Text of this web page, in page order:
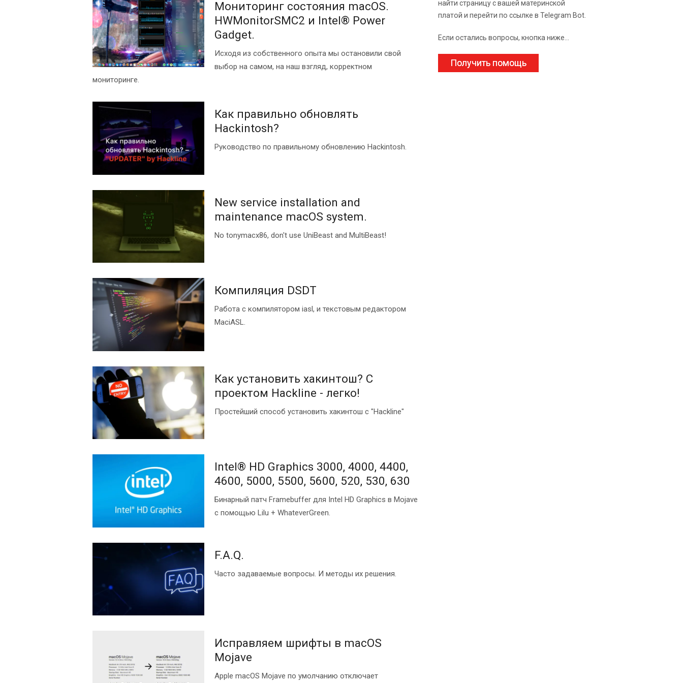
Мониторинг состояния macOS.
HWMonitorSMC2 и Intel® Power
Gadget.
Исходя из собственного опыта мы остановили свой
выбор на самом, на наш взгляд, корректном
мониторинге.
Как правильно обновлять
Hackintosh?
Руководство по правильному обновлению Hackintosh.
New service installation and
maintenance macOS system.
No tonymacx86, don't use UniBeast and MultiBeast!
Компиляция DSDT
Работа с компилятором iasl, и текстовым редактором
MaciASL.
Как установить хакинтош? С
проектом Hackline - легко!
Простейший способ установить хакинтош с "Hackline"
Intel® HD Graphics 3000, 4000, 4400,
4600, 5000, 5500, 5600, 520, 530, 630
Бинарный патч Framebuffer для Intel HD Graphics в Mojave
с помощью Lilu + WhateverGreen.
F.A.Q.
Часто задаваемые вопросы. И методы их решения.
Исправляем шрифты в macOS
Mojave
Apple macOS Mojave по умолчанию отключает
найти страницу с вашей материнской
платой и перейти по ссылке в Telegram Bot.
Если остались вопросы, кнопка ниже...
Получить помощь